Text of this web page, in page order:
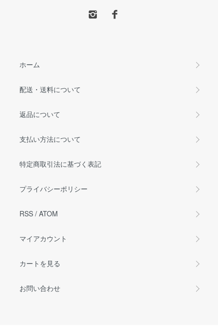
ホーム
配送・送料について
返品について
支払い方法について
特定商取引法に基づく表記
プライバシーポリシー
RSS / ATOM
マイアカウント
カートを見る
お問い合わせ